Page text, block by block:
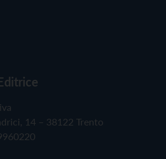
14 – 38122 Trento